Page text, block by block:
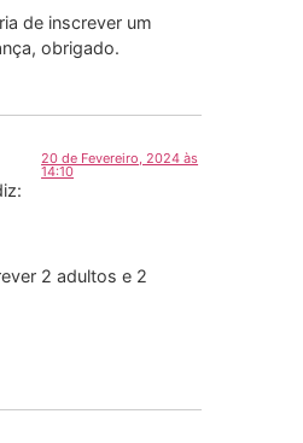
de inscrever um
obrigado.
20 de Fevereiro, 2024 às
14:10
2 adultos e 2